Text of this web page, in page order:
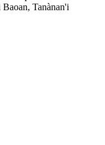
Tanànan'i